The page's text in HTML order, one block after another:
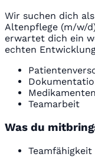
Wir suchen dich
Altenpflege (m/w/
erwartet dich ein
echten
Teamarbeit
Was du
Teamfähigkeit